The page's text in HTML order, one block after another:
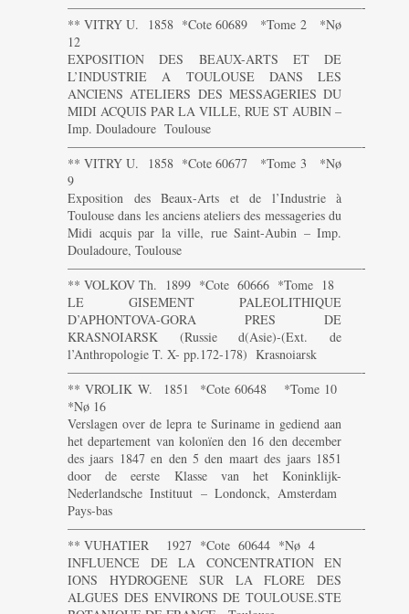
———————————————————————-
** VITRY U. 1858 *Cote 60689 *Tome 2 *Nø
12
EXPOSITION DES BEAUX-ARTS ET DE
L’INDUSTRIE A TOULOUSE DANS LES
ANCIENS ATELIERS DES MESSAGERIES DU
MIDI ACQUIS PAR LA VILLE, RUE ST AUBIN –
Imp. Douladoure Toulouse
———————————————————————-
** VITRY U. 1858 *Cote 60677 *Tome 3 *Nø
9
Exposition des Beaux-Arts et de l’Industrie à
Toulouse dans les anciens ateliers des messageries du
Midi acquis par la ville, rue Saint-Aubin – Imp.
Douladoure, Toulouse
———————————————————————-
** VOLKOV Th. 1899 *Cote 60666 *Tome 18
LE GISEMENT PALEOLITHIQUE
D’APHONTOVA-GORA PRES DE
KRASNOIARSK (Russie d(Asie)-(Ext. de
l’Anthropologie T. X- pp.172-178) Krasnoiarsk
———————————————————————-
** VROLIK W. 1851 *Cote 60648 *Tome 10
*Nø 16
Verslagen over de lepra te Suriname in gediend aan
het departement van kolonïen den 16 den december
des jaars 1847 en den 5 den maart des jaars 1851
door de eerste Klasse van het Koninklijk-
Nederlandsche Instituut – Londonck, Amsterdam
Pays-bas
———————————————————————-
** VUHATIER 1927 *Cote 60644 *Nø 4
INFLUENCE DE LA CONCENTRATION EN
IONS HYDROGENE SUR LA FLORE DES
ALGUES DES ENVIRONS DE TOULOUSE.STE